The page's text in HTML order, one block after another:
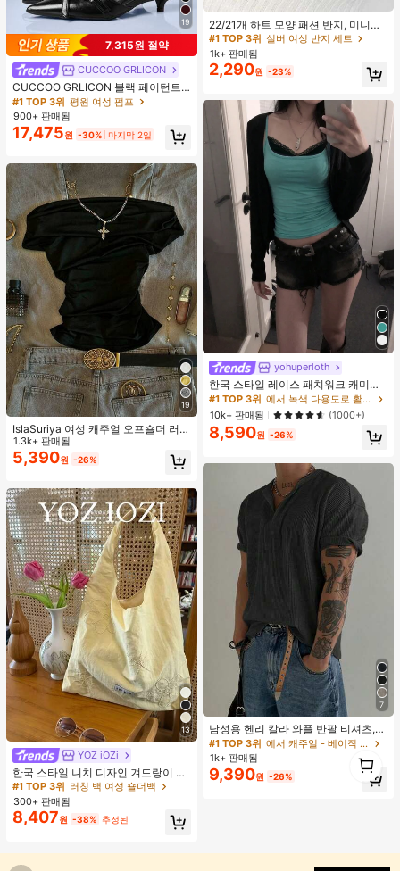
19
7,315원 절약
CUCCOO GRLICON
CUCCOO GRLICON 블랙 페이턴트
가죽 뾰족한 토 메탈 크리스크로스 스
트랩 더블 버클 장식 키튼 힐 뮬 슈즈,
쿨 걸즈를 위한 오토바이 스타일, 봄/
여름, 휴가, 여행, 2000년대 스타일에
#1 TOP 3위 평원 여성 펌프
900+ 판매됨
17,475원 -30% 마지막 2일
19
IslaSuriya 여성 캐주얼 오프숄더 러치
핏 솔리드 블랙 티셔츠, 데일리 출퇴
근, 여름에 적합
1.3k+ 판매됨
5,390원 -26%
13
YOZ iOZi
한국 스타일 니치 디자인 겨드랑이 숄
더백, 다용도 패션 부드러운 여름 숄더
토트백 여성용,
#1 TOP 3위 러칭 백 여성 숄더백
거의 매진!
#1 TOP 3위 러칭 백 여성 숄더백
거의 매진!
#1 TOP 3위 러칭 백 여성 숄더백
거의 매진!
#1 TOP 3위 러칭 백 여성 숄더백
300+ 판매됨
8,407원 -38% 추정된
22/21개 하트 모양 패션 반지, 미니멀
리스트 크리스탈 임베디드 보헤미안
기하학 반지 세트, 발렌타인데이, 어머
니날 선물
#1 TOP 3위
실버 여성 반지 세트
거의 매진!
#1 TOP 3위 실버 여성 반지 세트
거의 매진!
#1 TOP 3위 실버 여성 반지 세트
거의 매진!
#1 TOP 3위 실버 여성 반지 세트
1k+ 판매됨
2,290원 -23%
yohuperloth
한국 스타일 레이스 패치워크 캐미솔
탱크 탑, Y2K 에스테틱, 스트리트웨어
캐주얼 여름
#1 TOP 3위
에서 녹색 다용도로 활용 가능한 데일리 탑
10k+ 판매됨
(1000+)
8,590원 -26%
7
남성용 헨리 칼라 와플 반팔 티셔츠,
가볍고 통기성이 좋은 기본 티, 미국
미니멀리스트 스타일, 모든 계절에 적
합
#1 TOP 3위
에서 캐주얼 - 베이직 남성 상의
1k+ 판매됨
9,390원 -26%